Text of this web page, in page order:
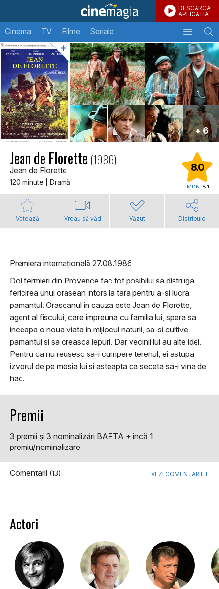
DESCARCA
APLICATIA
Cinema TV Filme Seriale
+ 6
Jean de Florette (1986)
Jean de Florette
120 minute | Dramă
8.0
IMDB: 8.1
Votează Vreau să văd Văzut Distribuie
Premiera internațională 27.08.1986
Doi fermieri din Provence fac tot posibilul sa distruga
fericirea unui orasean intors la tara pentru a-si lucra
pamantul. Oraseanul in cauza este Jean de Florette,
agent al fiscului, care impreuna cu familia lui, spera sa
inceapa o noua viata in mijlocul naturii, sa-si cultive
pamantul si sa creasca iepuri. Dar vecinii lui au alte idei.
Pentru ca nu reusesc sa-i cumpere terenul, ei astupa
izvorul de pe mosia lui si asteapta ca seceta sa-i vina de
hac.
Premii
3 premii şi 3 nominalizări BAFTA + incă 1
premiu/nominalizare
Comentarii (13) VEZI COMENTARIILE
Actori